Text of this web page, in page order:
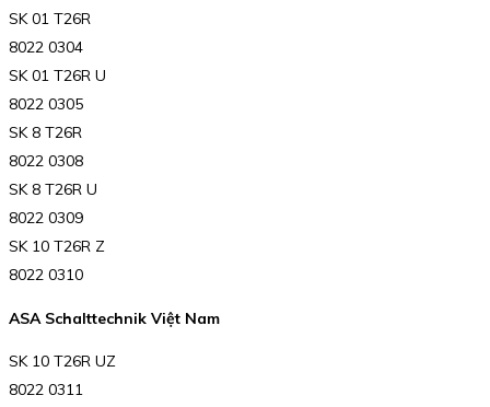
SK 01 T26R
8022 0304
SK 01 T26R U
8022 0305
SK 8 T26R
8022 0308
SK 8 T26R U
8022 0309
SK 10 T26R Z
8022 0310
ASA Schalttechnik Việt Nam
SK 10 T26R UZ
8022 0311